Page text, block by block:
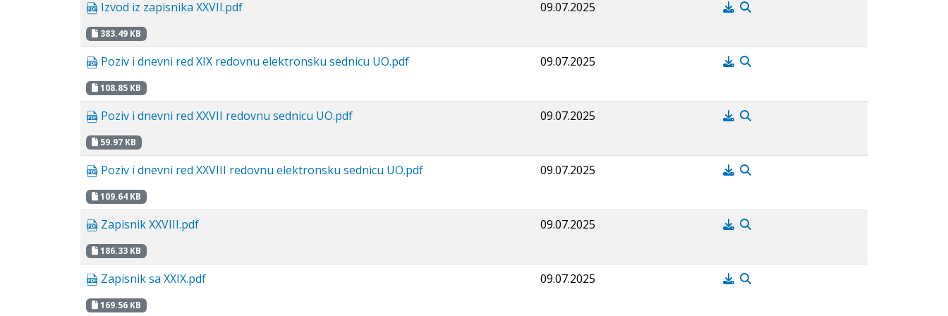
Izvod iz zapisnika XXVII.pdf
383.49 KB
09.07.2025
Poziv i dnevni red XIX redovnu elektronsku sednicu UO.pdf
108.85 KB
09.07.2025
Poziv i dnevni red XXVII redovnu sednicu UO.pdf
59.97 KB
09.07.2025
Poziv i dnevni red XXVIII redovnu elektronsku sednicu UO.pdf
109.64 KB
09.07.2025
Zapisnik XXVIII.pdf
186.33 KB
09.07.2025
Zapisnik sa XXIX.pdf
169.56 KB
09.07.2025